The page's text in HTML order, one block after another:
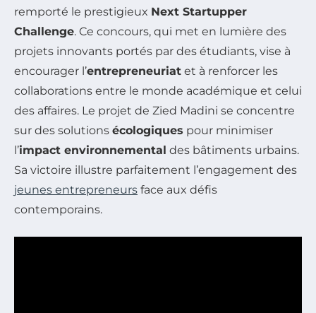
remporté le prestigieux Next Startupper
Challenge. Ce concours, qui met en lumière des
projets innovants portés par des étudiants, vise à
encourager l’entrepreneuriat et à renforcer les
collaborations entre le monde académique et celui
des affaires. Le projet de Zied Madini se concentre
sur des solutions écologiques pour minimiser
l’impact environnemental des bâtiments urbains.
Sa victoire illustre parfaitement l’engagement des
jeunes entrepreneurs face aux défis
contemporains.